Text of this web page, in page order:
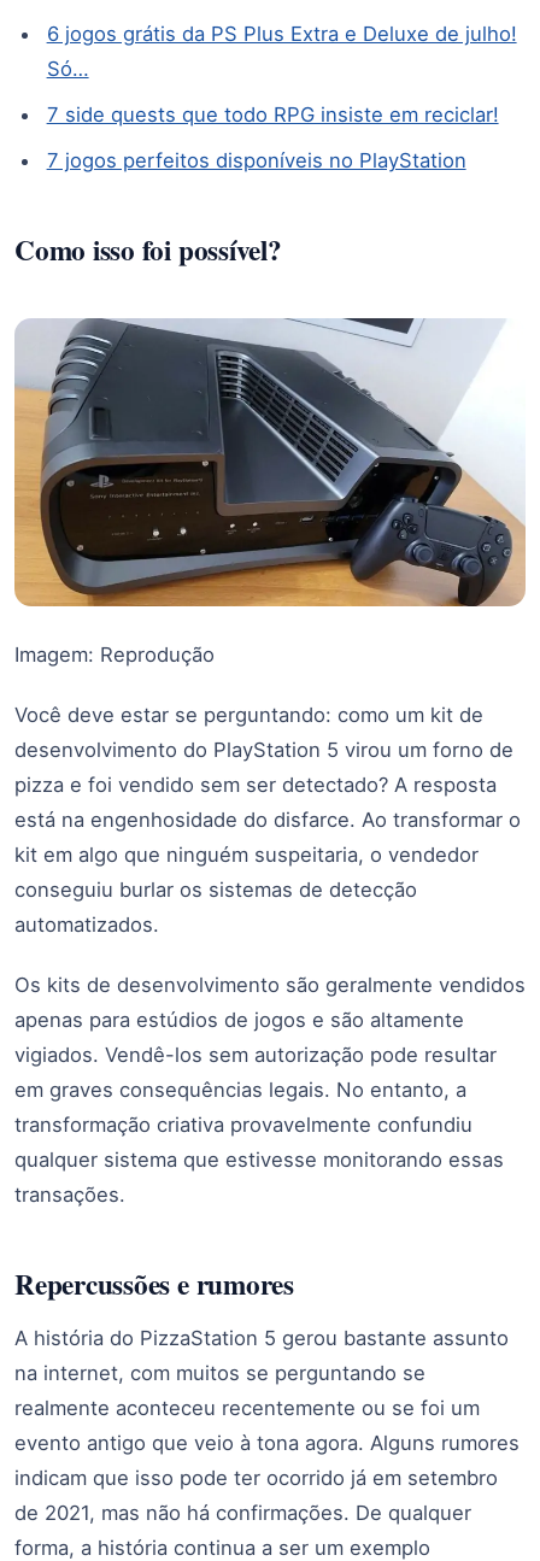
6 jogos grátis da PS Plus Extra e Deluxe de julho!
Só…
7 side quests que todo RPG insiste em reciclar!
7 jogos perfeitos disponíveis no PlayStation
Como isso foi possível?
Imagem: Reprodução
Você deve estar se perguntando: como um kit de
desenvolvimento do PlayStation 5 virou um forno de
pizza e foi vendido sem ser detectado? A resposta
está na engenhosidade do disfarce. Ao transformar o
kit em algo que ninguém suspeitaria, o vendedor
conseguiu burlar os sistemas de detecção
automatizados.
Os kits de desenvolvimento são geralmente vendidos
apenas para estúdios de jogos e são altamente
vigiados. Vendê-los sem autorização pode resultar
em graves consequências legais. No entanto, a
transformação criativa provavelmente confundiu
qualquer sistema que estivesse monitorando essas
transações.
Repercussões e rumores
A história do PizzaStation 5 gerou bastante assunto
na internet, com muitos se perguntando se
realmente aconteceu recentemente ou se foi um
evento antigo que veio à tona agora. Alguns rumores
indicam que isso pode ter ocorrido já em setembro
de 2021, mas não há confirmações. De qualquer
forma, a história continua a ser um exemplo